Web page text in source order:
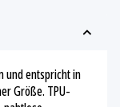
und entspricht in
Größe. TPU-